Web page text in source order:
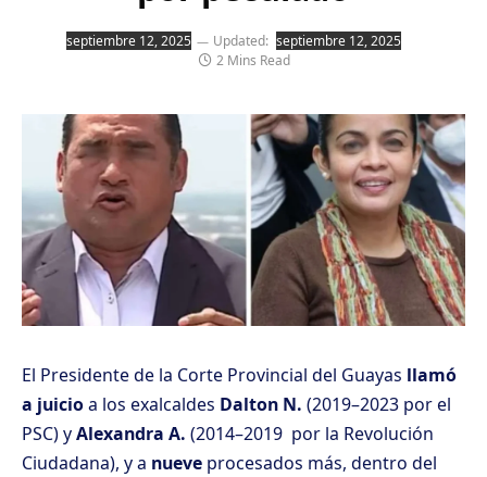
septiembre 12, 2025 Updated: septiembre 12, 2025
2 Mins Read
El Presidente de la Corte Provincial del Guayas llamó
a juicioa los exalcaldes Dalton N. (2019–2023 por el
PSC) yAlexandra A. (2014–2019 por la Revolución
Ciudadana), y a nueve procesados más, dentro del